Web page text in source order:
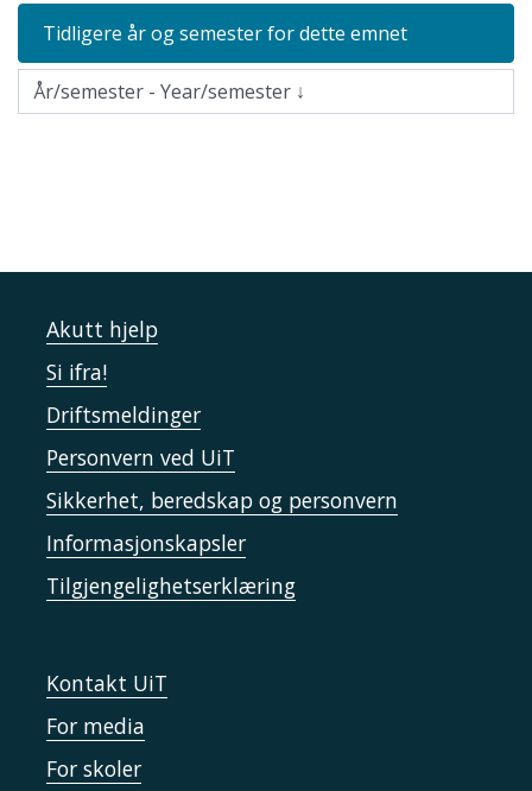
Tidligere år og semester for dette emnet
Akutt hjelp
Si ifra!
Driftsmeldinger
Personvern ved UiT
Sikkerhet, beredskap og personvern
Informasjonskapsler
Tilgjengelighetserklæring
Kontakt UiT
For media
For skoler